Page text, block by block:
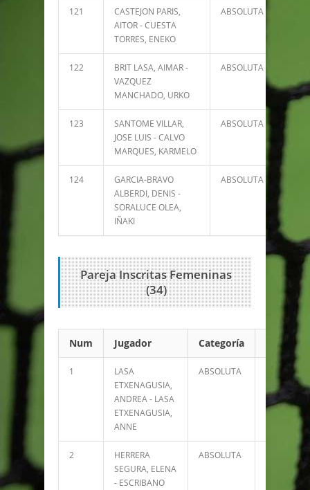
121
CASTEJON PARIS,
AITOR - CUESTA
TORRES, ENEKO
ABSOLUTA
122
BRIT LASA, AIMAR -
VAZQUEZ
MANCHADO, URKO
ABSOLUTA
123
SANTOME VILLAR,
JOSE LUIS - CALVO
MARQUES, KARMELO
ABSOLUTA
124
GARCIA-BRAVO
ALBERDI, DENIS -
SORALUCE OLEA,
IÑAKI
ABSOLUTA
Pareja Inscritas Femeninas
(34)
Num Jugador Categoría Puntos
1
LASA
ETXENAGUSIA,
ANDREA - LASA
ETXENAGUSIA,
ANNE
ABSOLUTA
2
HERRERA
SEGURA, ELENA
- ESCRIBANO
ABSOLUTA